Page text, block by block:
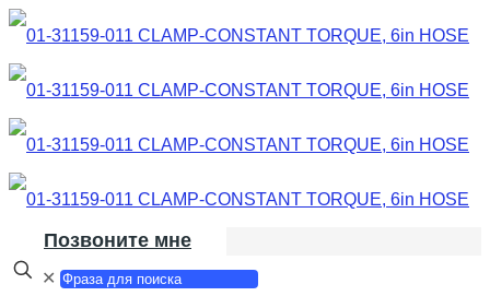
Позвоните мне
✕